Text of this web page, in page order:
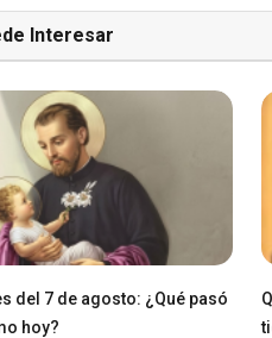
Interesar
del 7 de agosto: ¿Qué pasó
hoy?